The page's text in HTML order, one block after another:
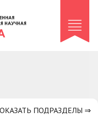
ПОДРАЗДЕЛЫ ⇒